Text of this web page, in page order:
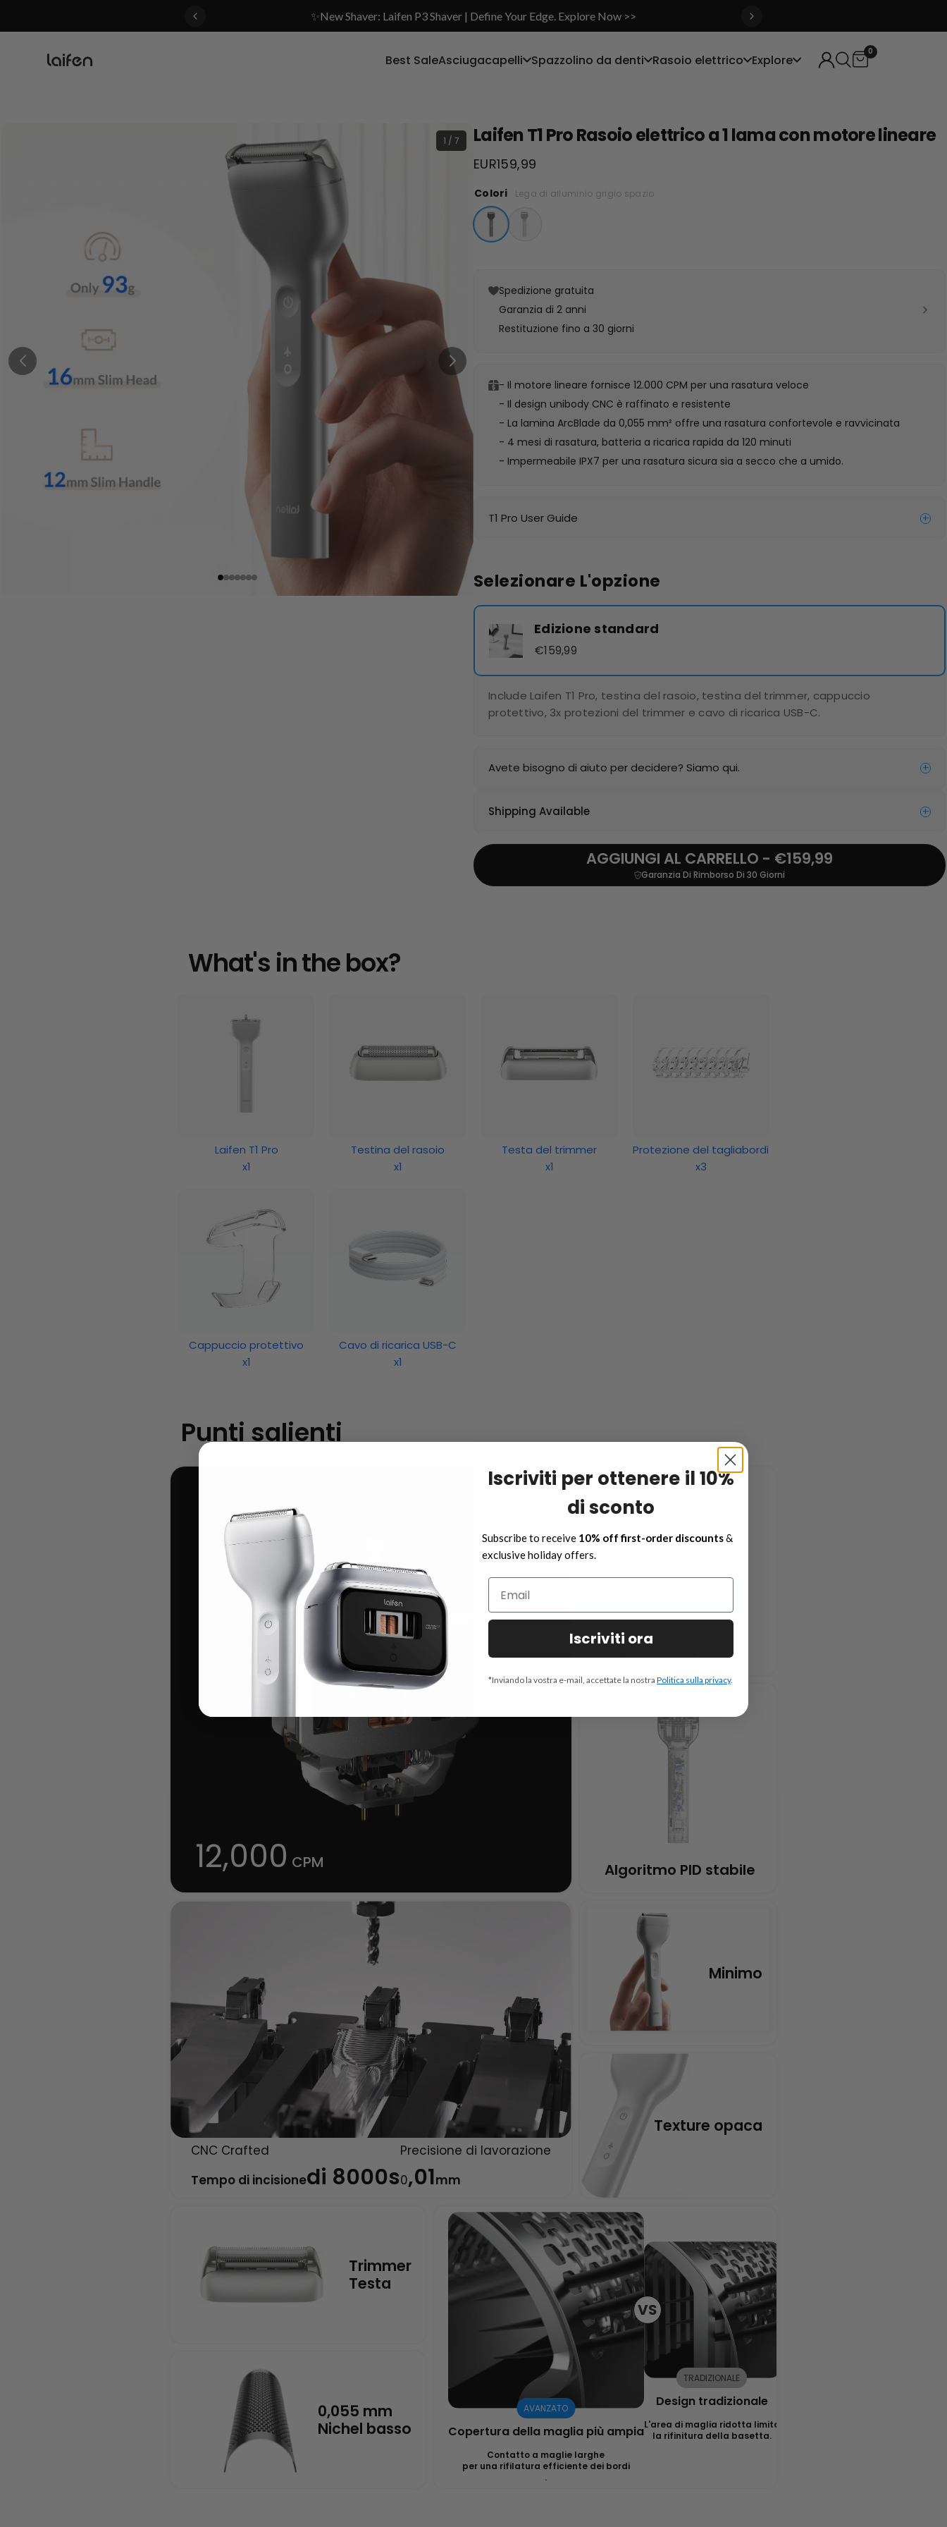
✨New Shaver: Laifen P3 Shaver | Define Your Edge. Explore Now >>
Best SaleAsciugacapelli Spazzolino da denti Rasoio elettrico Explore
0
1 / 7 Laifen T1 Pro Rasoio elettrico a 1 lama con motore lineare
EUR159,99
Colori Lega di alluminio grigio spazio
Spedizione gratuita
Garanzia di 2 anni
Restituzione fino a 30 giorni
- Il motore lineare fornisce 12.000 CPM per una rasatura veloce
- Il design unibody CNC è raffinato e resistente
- La lamina ArcBlade da 0,055 mm² offre una rasatura confortevole e ravvicinata
- 4 mesi di rasatura, batteria a ricarica rapida da 120 minuti
- Impermeabile IPX7 per una rasatura sicura sia a secco che a umido.
T1 Pro User Guide +
Selezionare L'opzione
Edizione standard
€159,99
Include Laifen T1 Pro, testina del rasoio, testina del trimmer, cappuccio
protettivo, 3x protezioni del trimmer e cavo di ricarica USB-C.
Avete bisogno di aiuto per decidere? Siamo qui. +
Shipping Available +
AGGIUNGI AL CARRELLO - €159,99
Garanzia Di Rimborso Di 30 Giorni
What's in the box?
Laifen T1 Pro
x1
Testina del rasoio
x1
Testa del trimmer
x1
Protezione del tagliabordi
x3
Cappuccio protettivo
x1
Cavo di ricarica USB-C
x1
Punti salienti
12,000 CPM
Vibrazioni ridotte
Algoritmo PID stabile
CNC Crafted
Tempo di incisionedi 8000s
Precisione di lavorazione
0,01mm
Minimo
Texture opaca
Trimmer
Testa
VS
AVANZATO
Copertura della maglia più ampia
Contatto a maglie larghe
per una rifilatura efficiente dei bordi
.
TRADIZIONALE
Design tradizionale
L'area di maglia ridotta limita
la rifinitura della basetta.
0,055 mm
Nichel basso
Iscriviti per ottenere il 10%
di sconto
Subscribe to receive 10% off first-order discounts&
exclusive holiday offers.
Iscriviti ora
*Inviando la vostra e-mail, accettate la nostraPolitica sulla privacy.